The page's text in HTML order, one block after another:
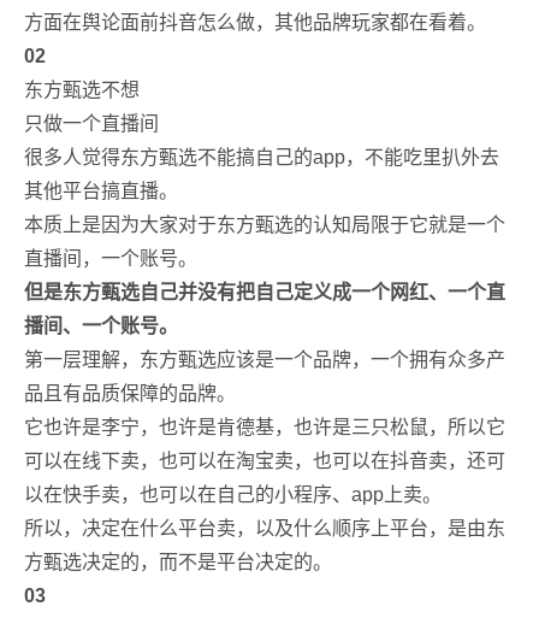
方面在舆论面前抖音怎么做，其他品牌玩家都在看着。
02
东方甄选不想
只做一个直播间
很多人觉得东方甄选不能搞自己的app，不能吃里扒外去
其他平台搞直播。
本质上是因为大家对于东方甄选的认知局限于它就是一个
直播间，一个账号。
但是东方甄选自己并没有把自己定义成一个网红、一个直
播间、一个账号。
第一层理解，东方甄选应该是一个品牌，一个拥有众多产
品且有品质保障的品牌。
它也许是李宁，也许是肯德基，也许是三只松鼠，所以它
可以在线下卖，也可以在淘宝卖，也可以在抖音卖，还可
以在快手卖，也可以在自己的小程序、app上卖。
所以，决定在什么平台卖，以及什么顺序上平台，是由东
方甄选决定的，而不是平台决定的。
03